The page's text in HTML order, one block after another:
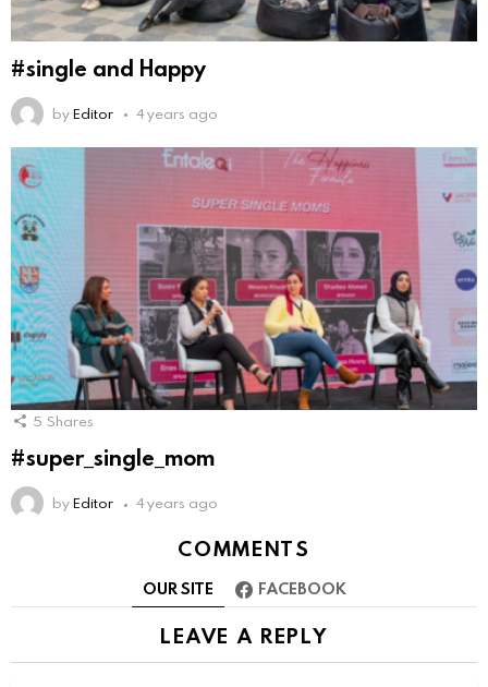
#single and Happy
byEditor 4 years ago
5 Shares
#super_single_mom
byEditor 4 years ago
COMMENTS
OUR SITE FACEBOOK
LEAVE A REPLY